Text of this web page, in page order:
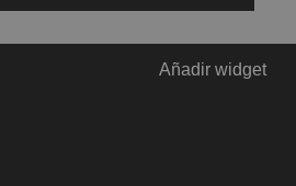
COMPLETO / IMPECABLE
Añadir widget